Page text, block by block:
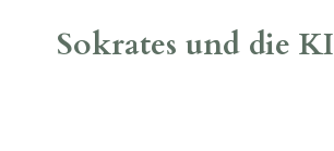
Sokrates und die KI